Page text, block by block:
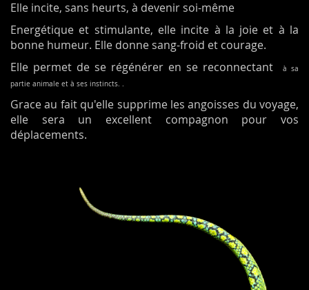
Elle incite, sans heurts, à devenir soi-même
Energétique et stimulante, elle incite à la joie et à la
bonne humeur. Elle donne sang-froid et courage.
Elle permet de se régénérer en se reconnectant
à sa
partie animale et à ses instincts. .
Grace au fait qu'elle supprime les angoisses du voyage,
elle sera un excellent compagnon pour vos
déplacements.